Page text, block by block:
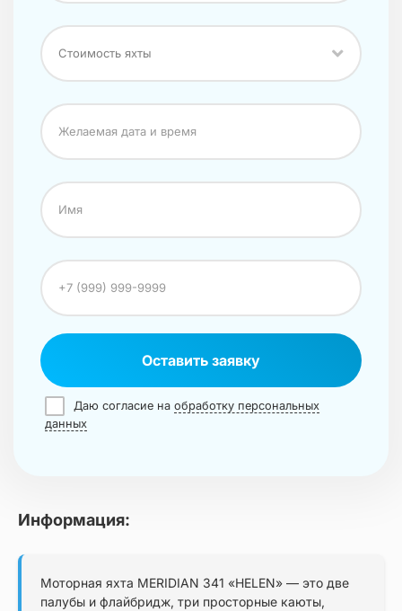
Стоимость яхты
Оставить заявку
Даю согласие на обработку персональных
данных
Информация:
Моторная яхта MERIDIAN 341 «HELEN» — это две
палубы и флайбридж, три просторные каюты,